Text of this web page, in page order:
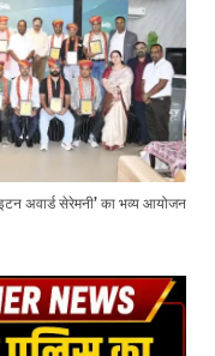
अवार्ड सेरेमनी’ का भव्य आयोजन